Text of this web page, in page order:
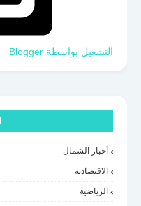
التشغيل بواسطة Blogger
أخبار الشمال
الاقتصادية
الرياضية